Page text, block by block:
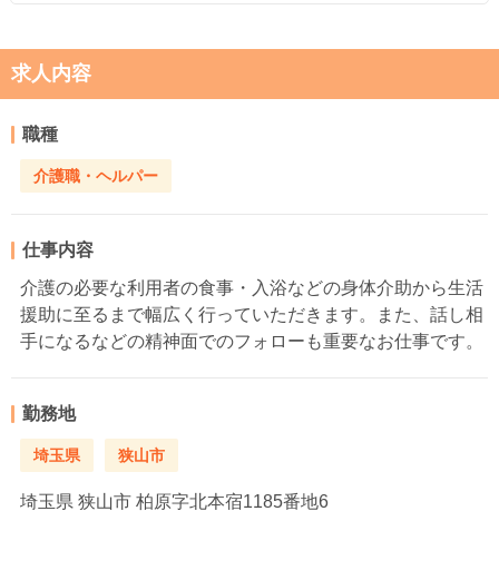
求人内容
職種
介護職・ヘルパー
仕事内容
介護の必要な利用者の食事・入浴などの身体介助から生活
援助に至るまで幅広く行っていただきます。また、話し相
手になるなどの精神面でのフォローも重要なお仕事です。
勤務地
埼玉県 狭山市
埼玉県 狭山市 柏原字北本宿1185番地6